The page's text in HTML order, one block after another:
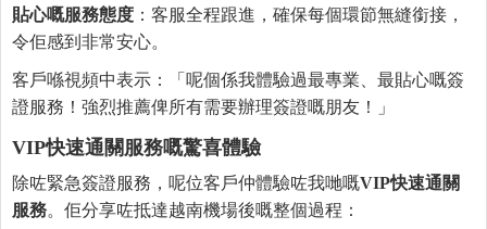
貼心嘅服務態度 ：客服全程跟進，確保每個環節無縫銜接，
令佢感到非常安心。
客戶喺視頻中表示：「呢個係我體驗過最專業、最貼心嘅簽
證服務！強烈推薦俾所有需要辦理簽證嘅朋友！」
VIP快速通關服務嘅驚喜體驗
除咗緊急簽證服務，呢位客戶仲體驗咗我哋嘅VIP快速通關
服務。佢分享咗抵達越南機場後嘅整個過程：